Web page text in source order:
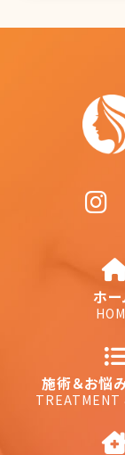
ホー
施術＆お悩
TREATMENT